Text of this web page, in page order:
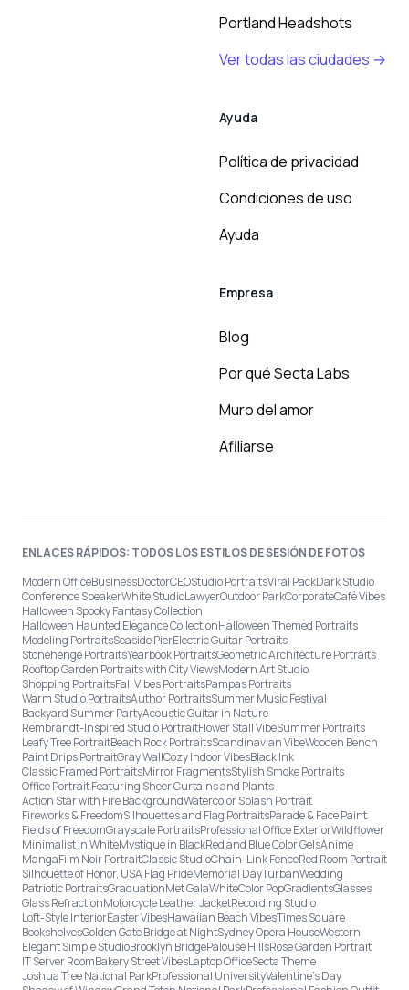
Portland Headshots
Ver todas las ciudades →
Ayuda
Política de privacidad
Condiciones de uso
Ayuda
Empresa
Blog
Por qué Secta Labs
Muro del amor
Afiliarse
ENLACES RÁPIDOS: TODOS LOS ESTILOS DE SESIÓN DE FOTOS
Modern OfficeBusinessDoctorCEOStudio PortraitsViral PackDark Studio
Conference SpeakerWhite StudioLawyerOutdoor ParkCorporateCafé Vibes
Halloween Spooky Fantasy Collection
Halloween Haunted Elegance CollectionHalloween Themed Portraits
Modeling PortraitsSeaside PierElectric Guitar Portraits
Stonehenge PortraitsYearbook PortraitsGeometric Architecture Portraits
Rooftop Garden Portraits with City ViewsModern Art Studio
Shopping PortraitsFall Vibes PortraitsPampas Portraits
Warm Studio PortraitsAuthor PortraitsSummer Music Festival
Backyard Summer PartyAcoustic Guitar in Nature
Rembrandt-Inspired Studio PortraitFlower Stall VibeSummer Portraits
Leafy Tree PortraitBeach Rock PortraitsScandinavian VibeWooden Bench
Paint Drips PortraitGray WallCozy Indoor VibesBlack Ink
Classic Framed PortraitsMirror FragmentsStylish Smoke Portraits
Office Portrait Featuring Sheer Curtains and Plants
Action Star with Fire BackgroundWatercolor Splash Portrait
Fireworks & FreedomSilhouettes and Flag PortraitsParade & Face Paint
Fields of FreedomGrayscale PortraitsProfessional Office ExteriorWildflower
Minimalist in WhiteMystique in BlackRed and Blue Color GelsAnime
MangaFilm Noir PortraitClassic StudioChain-Link FenceRed Room Portrait
Silhouette of Honor, USA Flag PrideMemorial DayTurbanWedding
Patriotic PortraitsGraduationMet GalaWhiteColor PopGradientsGlasses
Glass RefractionMotorcycle Leather JacketRecording Studio
Loft-Style InteriorEaster VibesHawaiian Beach VibesTimes Square
BookshelvesGolden Gate Bridge at NightSydney Opera HouseWestern
Elegant Simple StudioBrooklyn BridgePalouse HillsRose Garden Portrait
IT Server RoomBakery Street VibesLaptop OfficeSecta Theme
Joshua Tree National ParkProfessional UniversityValentine's Day